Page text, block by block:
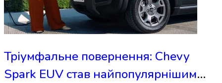
Тріумфальне повернення: Chevy
Spark EUV став найпопулярнішим